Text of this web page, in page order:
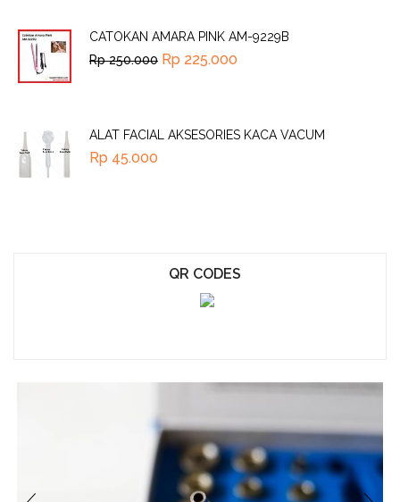
CATOKAN AMARA PINK AM-9229B
Rp250.000 Rp 225.000
ALAT FACIAL AKSESORIES KACA VACUM
Rp 45.000
QR CODES